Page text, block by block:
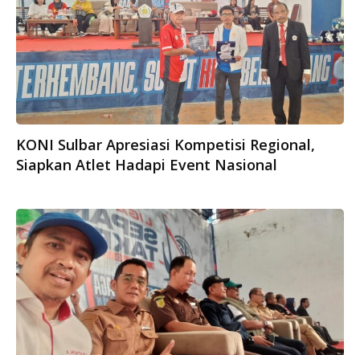
KONI Sulbar Apresiasi Kompetisi Regional,
Siapkan Atlet Hadapi Event Nasional